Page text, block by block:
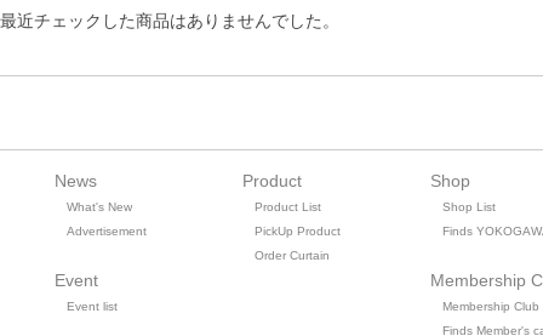
最近チェックした商品はありませんでした。
News
What's New
Advertisement
Event
Event list
Product
Product List
PickUp Product
Order Curtain
Shop
Shop List
Finds
Membership
Membership Club
Finds Member's